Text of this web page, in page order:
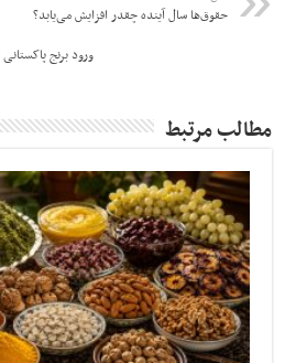
حقوق‌ها سال آینده چقدر افزایش می‌یابد؟
مطالب مرتبط